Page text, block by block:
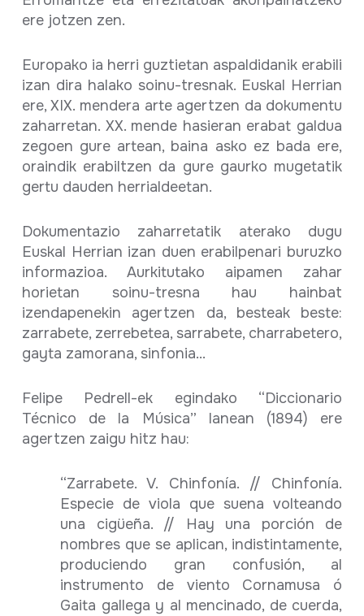
ere jotzen zen.
Europako ia herri guztietan aspaldidanik erabili
izan dira halako soinu-tresnak. Euskal Herrian
ere, XIX. mendera arte agertzen da dokumentu
zaharretan. XX. mende hasieran erabat galdua
zegoen gure artean, baina asko ez bada ere,
oraindik erabiltzen da gure gaurko mugetatik
gertu dauden herrialdeetan.
Dokumentazio zaharretatik aterako dugu
Euskal Herrian izan duen erabilpenari buruzko
informazioa. Aurkitutako aipamen zahar
horietan soinu-tresna hau hainbat
izendapenekin agertzen da, besteak beste:
zarrabete, zerrebetea, sarrabete, charrabetero,
gayta zamorana, sinfonia...
Felipe Pedrell-ek egindako “Diccionario
Técnico de la Música” lanean (1894) ere
agertzen zaigu hitz hau:
“Zarrabete. V. Chinfonía. // Chinfonía.
Especie de viola que suena volteando
una cigüeña. // Hay una porción de
nombres que se aplican, indistintamente,
produciendo gran confusión, al
instrumento de viento Cornamusa ó
Gaita gallega y al mencinado, de cuerda,